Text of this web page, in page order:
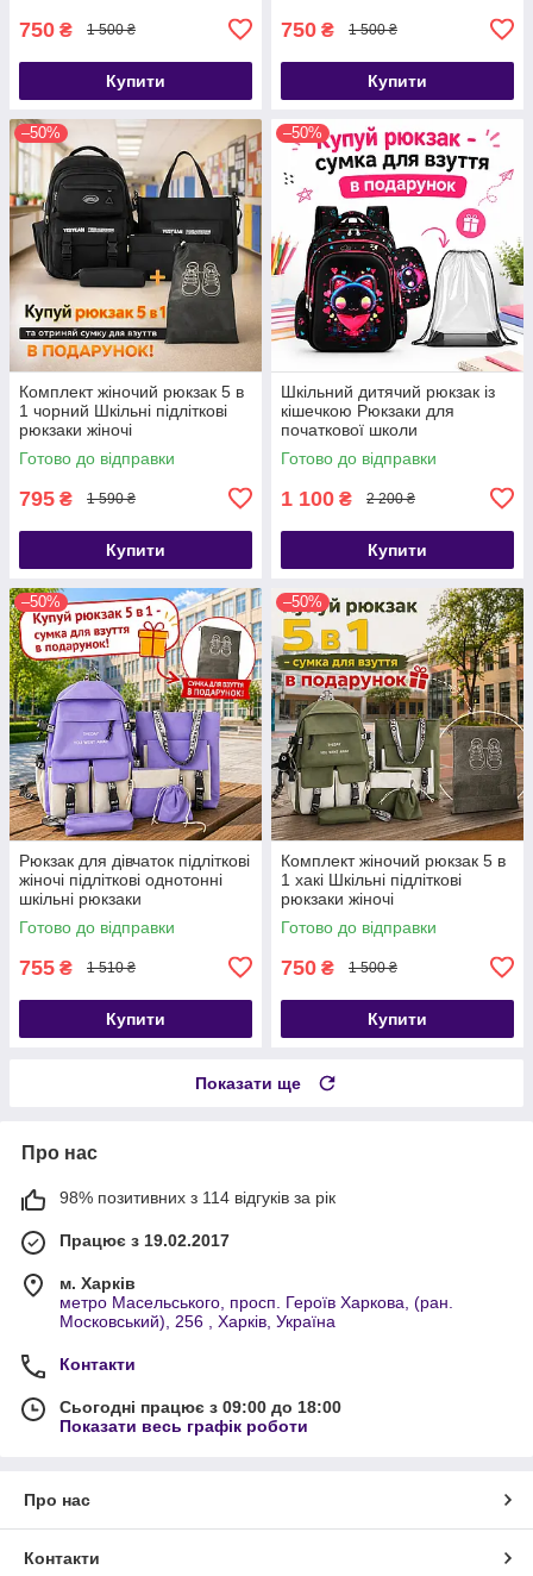
750 ₴ 1 500 ₴
Купити
750 ₴ 1 500 ₴
Купити
–50%
Комплект жіночий рюкзак 5 в
1 чорний Шкільні підліткові
рюкзаки жіночі
Готово до відправки
795 ₴ 1 590 ₴
Купити
–50%
Шкільний дитячий рюкзак із
кішечкою Рюкзаки для
початкової школи
Готово до відправки
1 100 ₴ 2 200 ₴
Купити
–50%
Рюкзак для дівчаток підліткові
жіночі підліткові однотонні
шкільні рюкзаки
Готово до відправки
755 ₴ 1 510 ₴
Купити
–50%
Комплект жіночий рюкзак 5 в
1 хакі Шкільні підліткові
рюкзаки жіночі
Готово до відправки
750 ₴ 1 500 ₴
Купити
Показати ще
Про нас
98% позитивних з 114 відгуків за рік
Працює з 19.02.2017
м. Харків
метро Масельського, просп. Героїв Харкова, (ран.
Московський), 256 , Харків, Україна
Контакти
Сьогодні працює з 09:00 до 18:00
Показати весь графік роботи
Про нас
Контакти